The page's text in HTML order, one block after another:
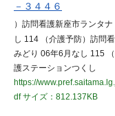
－３４４６
）訪問看護新座市ランタ
し 114 （介護予防）訪問看
みどり 06年6月なし 115
護ステーションつくし
https://
dfサイズ：812.137KB